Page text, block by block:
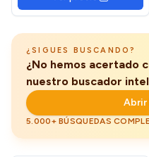
¿SIGUES BUSCANDO?
¿No hemos acertado
nuestro buscador
Abrir
5.000+ BÚSQUEDAS